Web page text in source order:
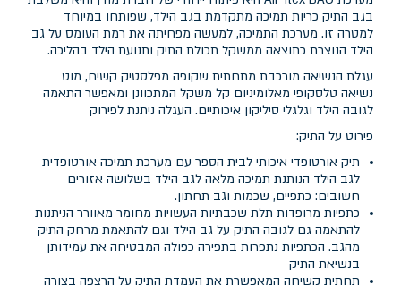
בגב התיק כריות תמיכה מתקדמת בגב הילד, שפותחו במיוחד
למטרה זו. מערכת התמיכה, למעשה מפחיתה את רמת העומס על גב
הילד הנוצרת כתוצאה ממשקל תכולת התיק ותנועת הילד בהליכה.
עגלת הנשיאה מורכבת מתחתית שקופה מפלסטיק קשיח, מוט
נשיאה טלסקופי מאלומיניום קל משקל המתכוונן ומאפשר התאמה
לגובה הילד וגלגלי סיליקון איכותיים. העגלה ניתנת לפירוק
פירוט על התיק:
תיק אורטופדי איכותי לבית הספר עם מערכת תמיכה אורטופדית
לגב הילד הנותנת תמיכה מלאה לגב הילד בשלושה אזורים
חשובים: כתפיים, שכמות וגב תחתון.
כתפיות מרופדות תלת שכבתיות העשויות מחומר מאוורר הניתנות
להתאמה גם לגובה התיק על גב הילד וגם להתאמת מרחק התיק
מהגב. הכתפיות נתפרות בתפירה כפולה המבטיחה את עמידותן
בנשיאת התיק
תחתית קשיחה המאפשרת את העמדת התיק על הרצפה בצורה